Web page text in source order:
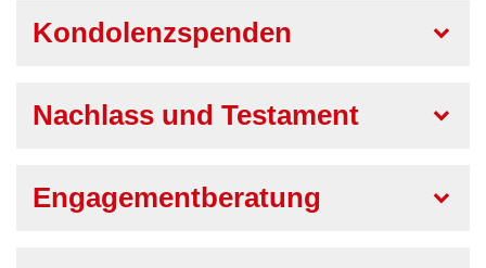
Kondolenzspenden
Nachlass und Testament
Engagementberatung